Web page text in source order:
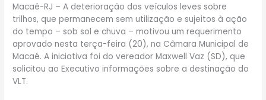
Macaé-RJ – A deterioração dos veículos leves sobre
trilhos, que permanecem sem utilização e sujeitos à ação
do tempo – sob sol e chuva – motivou um requerimento
aprovado nesta terça-feira (20), na Câmara Municipal de
Macaé. A iniciativa foi do vereador Maxwell Vaz (SD), que
solicitou ao Executivo informações sobre a destinação do
VLT.